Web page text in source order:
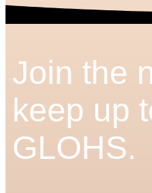
Join the
keep up
GLOHS.